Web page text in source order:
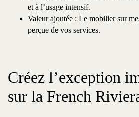
et à l’usage intensif.
Valeur ajoutée : Le mobilier sur
perçue de vos services.
Créez l’exception
sur la French